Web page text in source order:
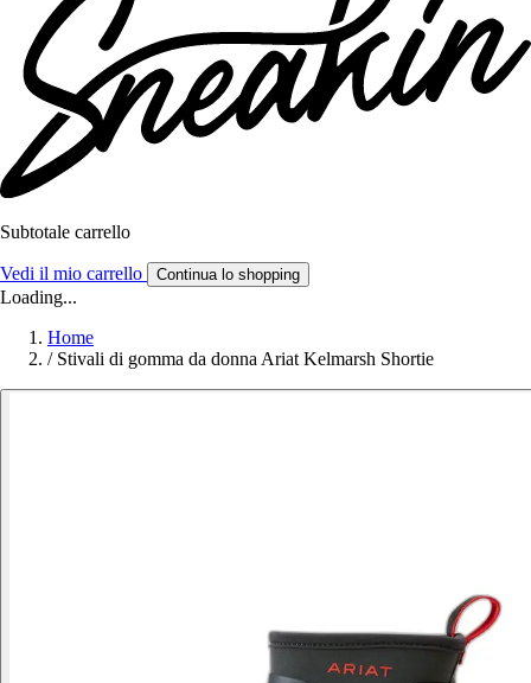
Subtotale carrello
Vedi il mio carrello Continua lo shopping
Loading...
Home
/ Stivali di gomma da donna Ariat Kelmarsh Shortie